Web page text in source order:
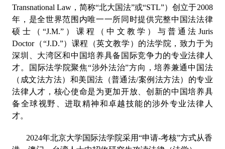
Transnational Law，简称“北大国法”或“STL”）创立于2008
年，是全世界范围内唯一一所同时提供完整中国法法律
硕士（“J.M.”）课程（中文教学）与普通法Juris
Doctor（“J.D.”）课程（英文教学）的法学院，致力于为
深圳、大湾区和中国培养具备国际竞争力的专业法律人
才。国际法学院聚焦“涉外法治”方向，培养兼通中国法
（成文法方法）和美国法（普通法/案例法方法）的专业
法律人才，核心使命是为更加开放、创新的中国培养具
备全球视野、进取精神和卓越技能的涉外专业法律人
才。
2024年北京大学国际法学院采用“申请-考核”方式从香